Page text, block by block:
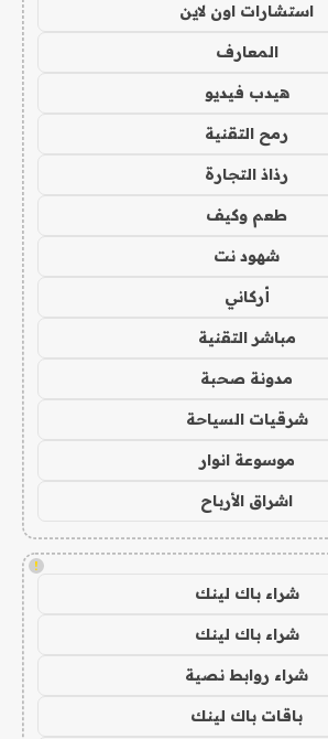
استشارات اون لاين
المعارف
هيدب فيديو
رمح التقنية
رذاذ التجارة
طعم وكيف
شهود نت
أركاني
مباشر التقنية
مدونة صحبة
شرقيات السياحة
موسوعة انوار
اشراق الأرباح
!
شراء باك لينك
شراء باك لينك
شراء روابط نصية
باقات باك لينك